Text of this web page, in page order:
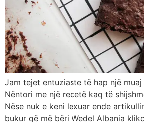
Jam tejet entuziaste të hap një
Nëntori me një recetë kaq të
Nëse nuk e keni lexuar ende
bukur që më bëri Wedel Albania